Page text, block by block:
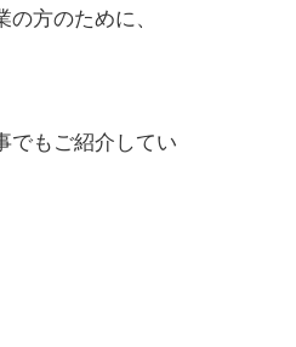
方のために、
でもご紹介してい